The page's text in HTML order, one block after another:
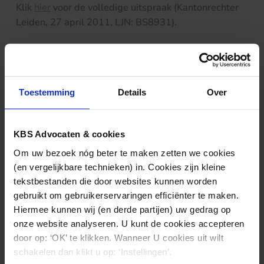
Toestemming Details Over
KBS Advocaten & cookies
Om uw bezoek nóg beter te maken zetten we cookies
(en vergelijkbare technieken) in. Cookies zijn kleine
tekstbestanden die door websites kunnen worden
gebruikt om gebruikerservaringen efficiënter te maken.
Hiermee kunnen wij (en derde partijen) uw gedrag op
onze website analyseren. U kunt de cookies accepteren
door op: ‘OK’ te klikken. Wanneer U cookies uit wilt
schakelen dan klikt u op: ‘Instellingen’.
Klik hier voor de volledige uitspraak (Kantonrechter
Leiden, 27 april 2011, LJN: BS8931).
Nieuws & kennis
Ook interessant?